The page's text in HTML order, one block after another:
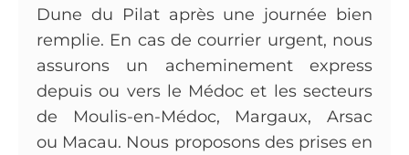
Dune du Pilat après une journée bien
remplie. En cas de courrier urgent, nous
assurons un acheminement express
depuis ou vers le Médoc et les secteurs
de Moulis-en-Médoc, Margaux, Arsac
ou Macau. Nous proposons des prises en